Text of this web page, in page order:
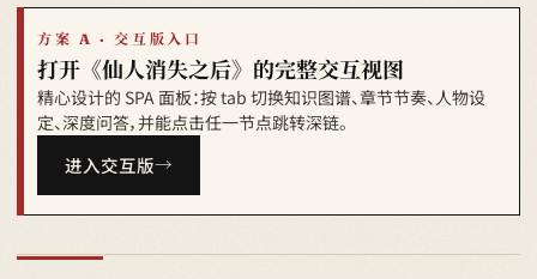
方案 A · 交互版入口
打开《仙人消失之后》的完整交互视图
精心设计的 SPA 面板：按 tab 切换知识图谱、章节节奏、人物设
定、深度问答，并能点击任一节点跳转深链。
进入交互版